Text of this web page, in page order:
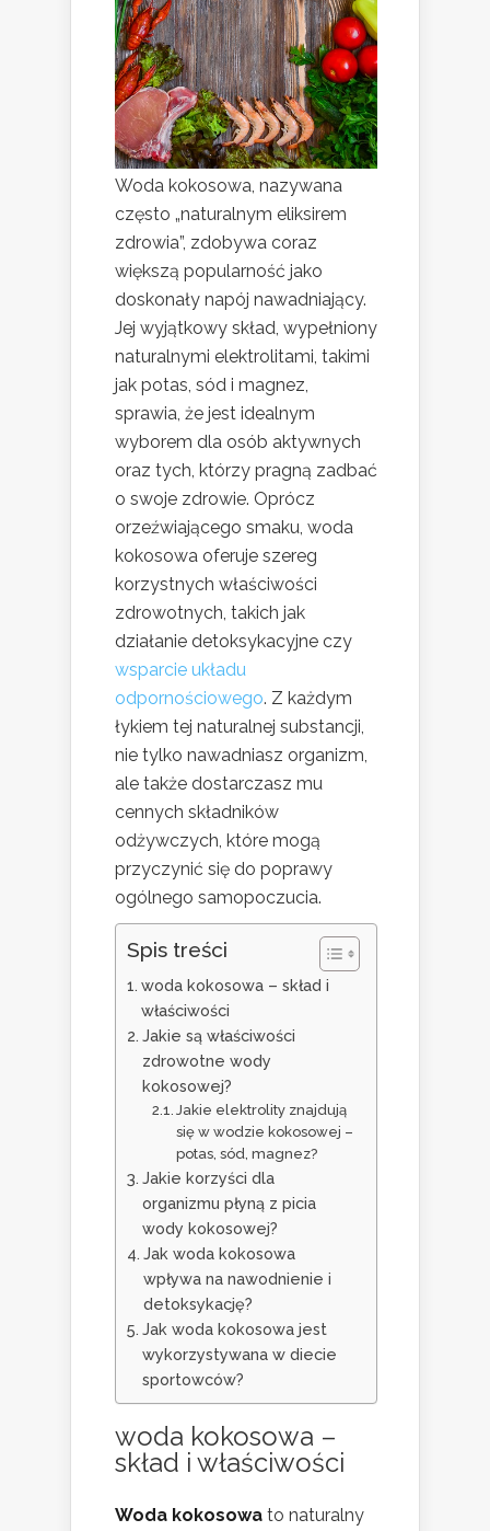
Woda kokosowa, nazywana
często „naturalnym eliksirem
zdrowia”, zdobywa coraz
większą popularność jako
doskonały napój nawadniający.
Jej wyjątkowy skład, wypełniony
naturalnymi elektrolitami, takimi
jak potas, sód i magnez,
sprawia, że jest idealnym
wyborem dla osób aktywnych
oraz tych, którzy pragną zadbać
o swoje zdrowie. Oprócz
orzeźwiającego smaku, woda
kokosowa oferuje szereg
korzystnych właściwości
zdrowotnych, takich jak
działanie detoksykacyjne czy
wsparcie układu
odpornościowego. Z każdym
łykiem tej naturalnej substancji,
nie tylko nawadniasz organizm,
ale także dostarczasz mu
cennych składników
odżywczych, które mogą
przyczynić się do poprawy
ogólnego samopoczucia.
Spis treści
woda kokosowa – skład i
właściwości
Jakie są właściwości
zdrowotne wody
kokosowej?
Jakie elektrolity znajdują
się w wodzie kokosowej –
potas, sód, magnez?
Jakie korzyści dla
organizmu płyną z picia
wody kokosowej?
Jak woda kokosowa
wpływa na nawodnienie i
detoksykację?
Jak woda kokosowa jest
wykorzystywana w diecie
sportowców?
woda kokosowa –
skład i właściwości
Woda kokosowa to naturalny